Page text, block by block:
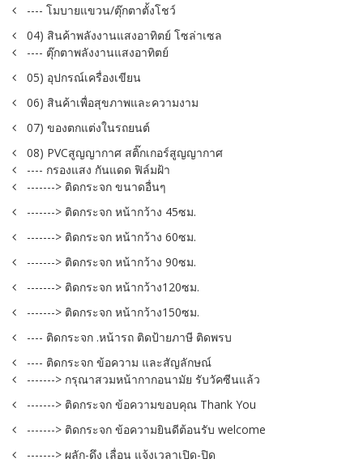
---- โมบายแขวน/ตุ๊กตาตั้งโชว์
04) สินค้าพลังงานแสงอาทิตย์ โซล่าเซล
---- ตุ๊กตาพลังงานแสงอาทิตย์
05) อุปกรณ์เครื่องเขียน
06) สินค้าเพื่อสุขภาพและความงาม
07) ของตกแต่งในรถยนต์
08) PVCสูญญากาศ สติ๊กเกอร์สูญญากาศ
---- กรองแสง กันแดด ฟิล์มฝ้า
-------> ติดกระจก ขนาดอื่นๆ
-------> ติดกระจก หน้ากว้าง 45ซม.
-------> ติดกระจก หน้ากว้าง 60ซม.
-------> ติดกระจก หน้ากว้าง 90ซม.
-------> ติดกระจก หน้ากว้าง120ซม.
-------> ติดกระจก หน้ากว้าง150ซม.
---- ติดกระจก .หน้ารถ ติดป้ายภาษี ติดพรบ
---- ติดกระจก ข้อความ และสัญลักษณ์
-------> กรุณาสวมหน้ากากอนามัย รับวัคซีนแล้ว
-------> ติดกระจก ข้อความขอบคุณ Thank You
-------> ติดกระจก ข้อความยินดีต้อนรับ welcome
-------> ผลัก-ดึง เลื่อน แจ้งเวลาเปิด-ปิด